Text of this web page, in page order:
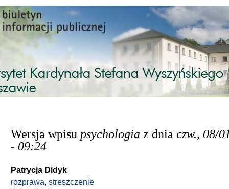
Przejdź do treści
Wersja wpisu psychologia z dnia czw., 08/
- 09:24
Patrycja Didyk
rozprawa, streszczenie